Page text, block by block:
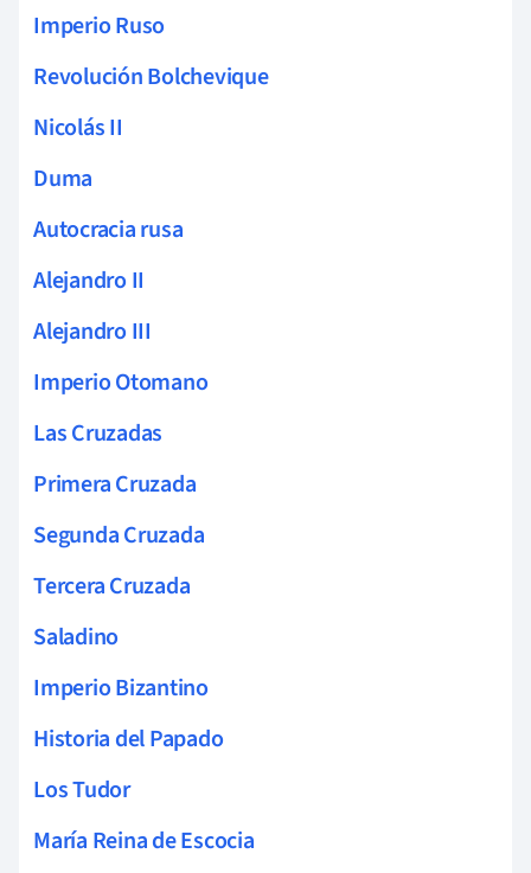
Imperio Ruso
Revolución Bolchevique
Nicolás II
Duma
Autocracia rusa
Alejandro II
Alejandro III
Imperio Otomano
Las Cruzadas
Primera Cruzada
Segunda Cruzada
Tercera Cruzada
Saladino
Imperio Bizantino
Historia del Papado
Los Tudor
María Reina de Escocia